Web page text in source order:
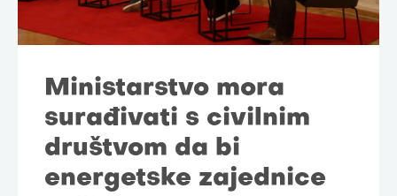
Ministarstvo mora
surađivati s civilnim
društvom da bi
energetske zajednice